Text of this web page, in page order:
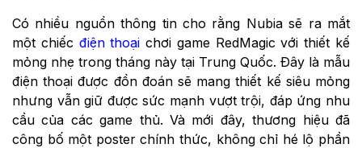
Có nhiều nguồn thông tin cho rằng Nubia sẽ ra mắt
một chiếc điện thoại chơi game RedMagic với thiết kế
mỏng nhẹ trong tháng này tại Trung Quốc. Đây là mẫu
điện thoại được đồn đoán sẽ mang thiết kế siêu mỏng
nhưng vẫn giữ được sức mạnh vượt trội, đáp ứng nhu
cầu của các game thủ. Và mới đây, thương hiệu đã
công bố một poster chính thức, không chỉ hé lộ phần